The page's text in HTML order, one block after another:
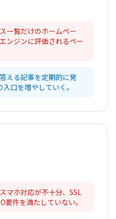
一覧だけのホームペー
ンジンに評価されるペー
える記事を定期的に発
口を増やしていく。
マホ対応が不十分、SSL
要件を満たしていない。